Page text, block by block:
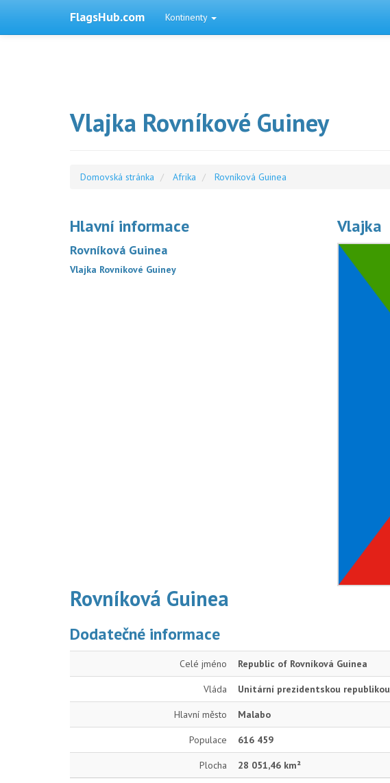
FlagsHub.com Kontinenty
Vlajka Rovníkové Guiney
Domovská stránka Afrika Rovníková Guinea
Hlavní informace
Rovníková Guinea
Vlajka Rovníkové Guiney
Vlajka
Rovníková Guinea
Dodatečné informace
Celé jméno Republic of Rovníková Guinea
Vláda Unitární prezidentskou republikou
Hlavní město Malabo
Populace 616 459
Plocha 28 051,46 km²